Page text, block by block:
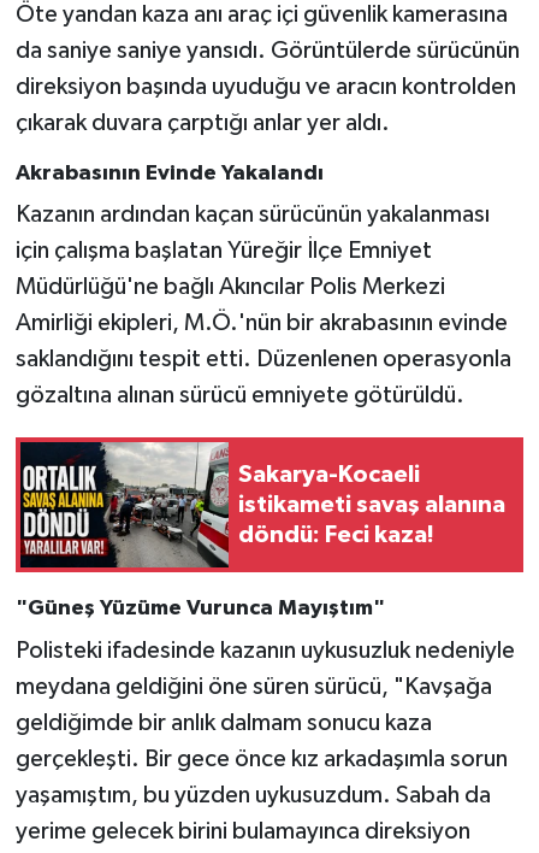
Öte yandan kaza anı araç içi güvenlik kamerasına
da saniye saniye yansıdı. Görüntülerde sürücünün
direksiyon başında uyuduğu ve aracın kontrolden
çıkarak duvara çarptığı anlar yer aldı.
Akrabasının Evinde Yakalandı
Kazanın ardından kaçan sürücünün yakalanması
için çalışma başlatan Yüreğir İlçe Emniyet
Müdürlüğü'ne bağlı Akıncılar Polis Merkezi
Amirliği ekipleri, M.Ö.'nün bir akrabasının evinde
saklandığını tespit etti. Düzenlenen operasyonla
gözaltına alınan sürücü emniyete götürüldü.
Sakarya-Kocaeli
istikameti savaş alanına
döndü: Feci kaza!
"Güneş Yüzüme Vurunca Mayıştım"
Polisteki ifadesinde kazanın uykusuzluk nedeniyle
meydana geldiğini öne süren sürücü, "Kavşağa
geldiğimde bir anlık dalmam sonucu kaza
gerçekleşti. Bir gece önce kız arkadaşımla sorun
yaşamıştım, bu yüzden uykusuzdum. Sabah da
yerime gelecek birini bulamayınca direksiyon